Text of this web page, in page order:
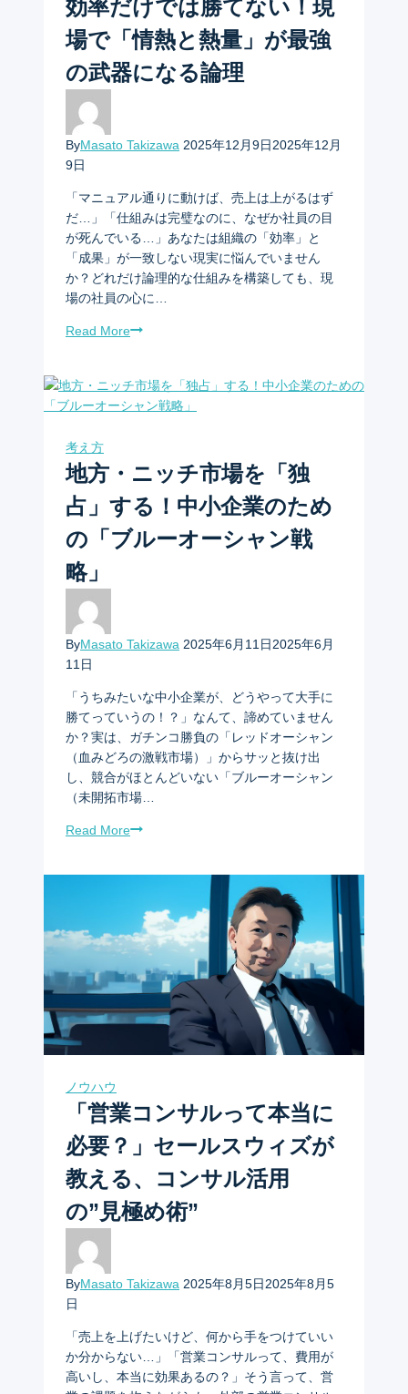
効率だけでは勝てない！現
場で「情熱と熱量」が最強
の武器になる論理
ByMasato Takizawa 2025年12月9日2025年12月
9日
「マニュアル通りに動けば、売上は上がるはず
だ…」「仕組みは完璧なのに、なぜか社員の目
が死んでいる…」あなたは組織の「効率」と
「成果」が一致しない現実に悩んでいません
か？どれだけ論理的な仕組みを構築しても、現
場の社員の心に…
Read More
考え方
地方・ニッチ市場を「独
占」する！中小企業のため
の「ブルーオーシャン戦
略」
ByMasato Takizawa 2025年6月11日2025年6月
11日
「うちみたいな中小企業が、どうやって大手に
勝てっていうの！？」なんて、諦めていません
か？実は、ガチンコ勝負の「レッドオーシャン
（血みどろの激戦市場）」からサッと抜け出
し、競合がほとんどいない「ブルーオーシャン
（未開拓市場…
Read More
ノウハウ
「営業コンサルって本当に
必要？」セールスウィズが
教える、コンサル活用
の”見極め術”
ByMasato Takizawa 2025年8月5日2025年8月5
日
「売上を上げたいけど、何から手をつけていい
か分からない…」「営業コンサルって、費用が
高いし、本当に効果あるの？」そう言って、営